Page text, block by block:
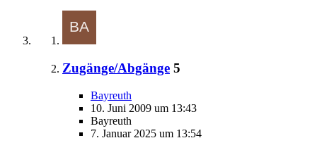
Zugänge/Abgänge 5
Bayreuth
10. Juni 2009 um 13:43
Bayreuth
7. Januar 2025 um 13:54